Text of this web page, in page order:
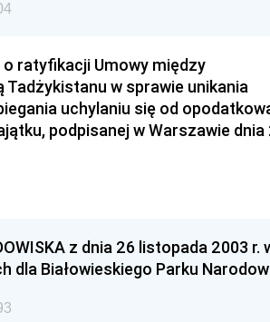
o ratyfikacji Umowy między
w sprawie unikania
uchylaniu się od
podpisanej w Warszawie dnia
z dnia 26 listopada 2003 r.
dla Białowieskiego Parku